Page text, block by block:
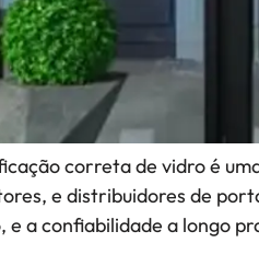
correta de vidro é
e distribuidores de
e a confiabilidade a longo